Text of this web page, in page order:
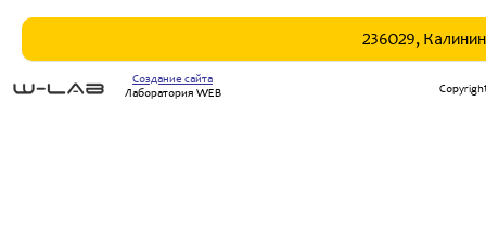
236029,
Создание сайта
Лаборатория WEB